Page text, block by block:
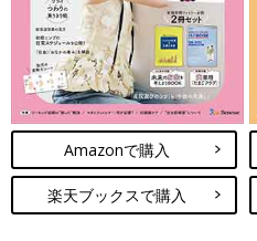
が、ママになった泣いた日のこ
印象の鈴木さんが「泣く」こ
となりました。
＜鈴木あきえさんプロフィール＞
1987年生まれ。2004年に芸能界
ランチ』のリポーターとなり、
人』で人気を博す。2018年9月
くすく子育て』（NHK Eテレ）
放送）の金曜パーソナリティな
Amazonで購入
楽天ブックスで購入